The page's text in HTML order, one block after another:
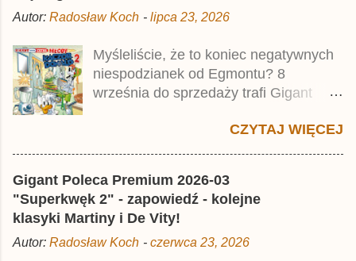
Publikacja jest przedrukiem drugiego
Taschenbuch Phantomias Collection ,
który trafił do sprzedaży pod koniec
2025 roku.
Autor: Radosław Koch - lipca 23, 2026
Myśleliście, że to koniec negatywnych
niespodzianek od Egmontu? 8
września do sprzedaży trafi Gigant
Jednak wbrew temu, na co wskazuje
młodego Kaczora Donalda i jego
przyjaciół, lecz prawdopodobnie znajdą
się tam opowieści z wydań 9-10 .
Publikacja będzie liczyła ok. 360 stron i
CZYTAJ WIĘCEJ
Gigant Poleca Premium 2026-03
"Superkwęk 2" - zapowiedź - kolejne
klasyki Martiny i De Vity!
Autor: Radosław Koch - czerwca 23, 2026